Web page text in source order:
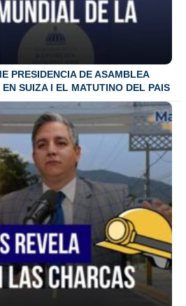
PRESIDENCIA DE ASAMBLEA
SUIZA I EL MATUTINO DEL PAIS